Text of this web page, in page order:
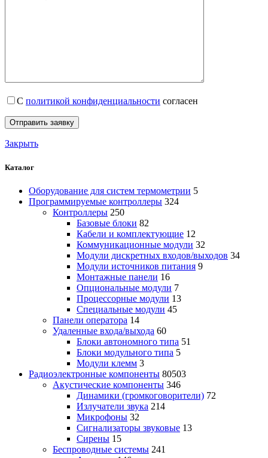
С политикой конфиденциальности согласен
Закрыть
Каталог
Оборудование для систем термометрии 5
Программируемые контроллеры 324
Контроллеры 250
Базовые блоки 82
Кабели и комплектующие 12
Коммуникационные модули 32
Модули дискретных входов/выходов 34
Модули источников питания 9
Монтажные панели 16
Опциональные модули 7
Процессорные модули 13
Специальные модули 45
Панели оператора 14
Удаленные входа/выхода 60
Блоки автономного типа 51
Блоки модульного типа 5
Модули клемм 3
Радиоэлектронные компоненты 80503
Акустические компоненты 346
Динамики (громкоговорители) 72
Излучатели звука 214
Микрофоны 32
Сигнализаторы звуковые 13
Сирены 15
Беспроводные системы 241